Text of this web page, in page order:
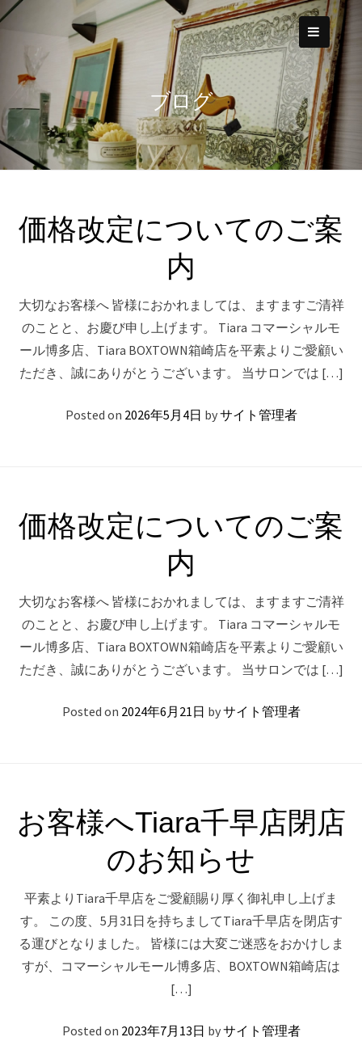
Skip
content
ブログ
価格改定についてのご案
内
大切なお客様へ 皆様におかれましては、ますますご清祥
のことと、お慶び申し上げます。 Tiara コマーシャルモ
ール博多店、Tiara BOXTOWN箱崎店を平素よりご愛顧い
ただき、誠にありがとうございます。 当サロンでは […]
Posted on 2026年5月4日 byサイト管理者
価格改定についてのご案
内
大切なお客様へ 皆様におかれましては、ますますご清祥
のことと、お慶び申し上げます。 Tiara コマーシャルモ
ール博多店、Tiara BOXTOWN箱崎店を平素よりご愛顧い
ただき、誠にありがとうございます。 当サロンでは […]
Posted on 2024年6月21日 byサイト管理者
お客様へTiara千早店閉店
のお知らせ
平素よりTiara千早店をご愛顧賜り厚く御礼申し上げま
す。 この度、5月31日を持ちましてTiara千早店を閉店す
る運びとなりました。 皆様には大変ご迷惑をおかけしま
すが、コマーシャルモール博多店、BOXTOWN箱崎店は
[…]
Posted on 2023年7月13日 byサイト管理者